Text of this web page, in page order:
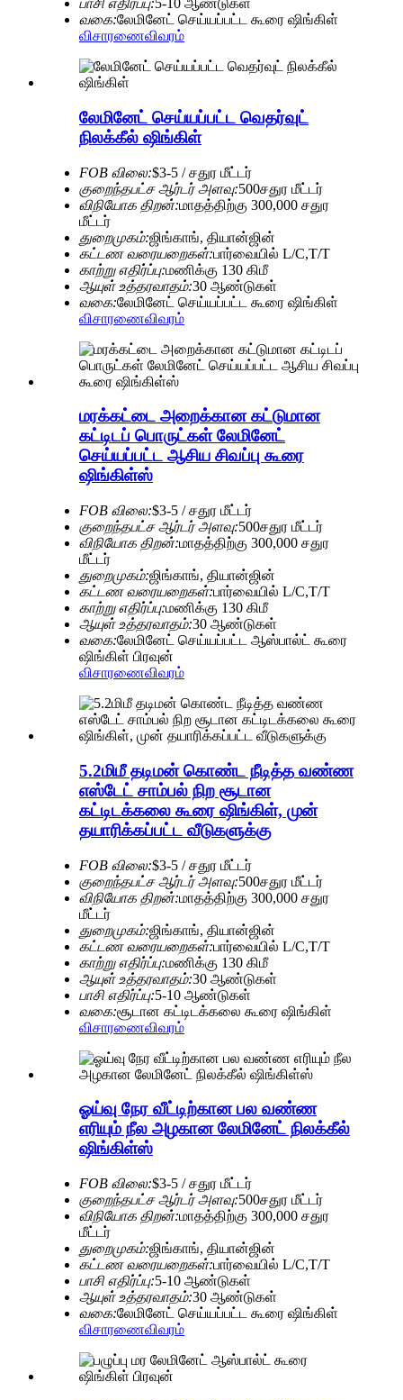
பாசி எதிர்ப்பு:5-10 ஆண்டுகள்
வகை:லேமினேட் செய்யப்பட்ட கூரை ஷிங்கிள்
விசாரணைவிவரம்
லேமினேட் செய்யப்பட்ட வெதர்வுட்
நிலக்கீல் ஷிங்கிள்
FOB விலை:$3-5 / சதுர மீட்டர்
குறைந்தபட்ச ஆர்டர் அளவு:500சதுர மீட்டர்
விநியோக திறன்:மாதத்திற்கு 300,000 சதுர
மீட்டர்
துறைமுகம்:ஜிங்காங், தியான்ஜின்
கட்டண வரையறைகள்:பார்வையில் L/C,T/T
காற்று எதிர்ப்பு:மணிக்கு 130 கிமீ
ஆயுள் உத்தரவாதம்:30 ஆண்டுகள்
வகை:லேமினேட் செய்யப்பட்ட கூரை ஷிங்கிள்
விசாரணைவிவரம்
மரக்கட்டை அறைக்கான கட்டுமான
கட்டிடப் பொருட்கள் லேமினேட்
செய்யப்பட்ட ஆசிய சிவப்பு கூரை
ஷிங்கிள்ஸ்
FOB விலை:$3-5 / சதுர மீட்டர்
குறைந்தபட்ச ஆர்டர் அளவு:500சதுர மீட்டர்
விநியோக திறன்:மாதத்திற்கு 300,000 சதுர
மீட்டர்
துறைமுகம்:ஜிங்காங், தியான்ஜின்
கட்டண வரையறைகள்:பார்வையில் L/C,T/T
காற்று எதிர்ப்பு:மணிக்கு 130 கிமீ
ஆயுள் உத்தரவாதம்:30 ஆண்டுகள்
வகை:லேமினேட் செய்யப்பட்ட ஆஸ்பால்ட் கூரை
ஷிங்கிள் பிரவுன்
விசாரணைவிவரம்
5.2மிமீ தடிமன் கொண்ட நீடித்த வண்ண
எஸ்டேட் சாம்பல் நிற சூடான
கட்டிடக்கலை கூரை ஷிங்கிள், முன்
தயாரிக்கப்பட்ட வீடுகளுக்கு
FOB விலை:$3-5 / சதுர மீட்டர்
குறைந்தபட்ச ஆர்டர் அளவு:500சதுர மீட்டர்
விநியோக திறன்:மாதத்திற்கு 300,000 சதுர
மீட்டர்
துறைமுகம்:ஜிங்காங், தியான்ஜின்
கட்டண வரையறைகள்:பார்வையில் L/C,T/T
காற்று எதிர்ப்பு:மணிக்கு 130 கிமீ
ஆயுள் உத்தரவாதம்:30 ஆண்டுகள்
பாசி எதிர்ப்பு:5-10 ஆண்டுகள்
வகை:சூடான கட்டிடக்கலை கூரை ஷிங்கிள்
விசாரணைவிவரம்
ஓய்வு நேர வீட்டிற்கான பல வண்ண
எரியும் நீல அழகான லேமினேட் நிலக்கீல்
ஷிங்கிள்ஸ்
FOB விலை:$3-5 / சதுர மீட்டர்
குறைந்தபட்ச ஆர்டர் அளவு:500சதுர மீட்டர்
விநியோக திறன்:மாதத்திற்கு 300,000 சதுர
மீட்டர்
துறைமுகம்:ஜிங்காங், தியான்ஜின்
கட்டண வரையறைகள்:பார்வையில் L/C,T/T
பாசி எதிர்ப்பு:5-10 ஆண்டுகள்
ஆயுள் உத்தரவாதம்:30 ஆண்டுகள்
வகை:லேமினேட் செய்யப்பட்ட கூரை ஷிங்கிள்
விசாரணைவிவரம்